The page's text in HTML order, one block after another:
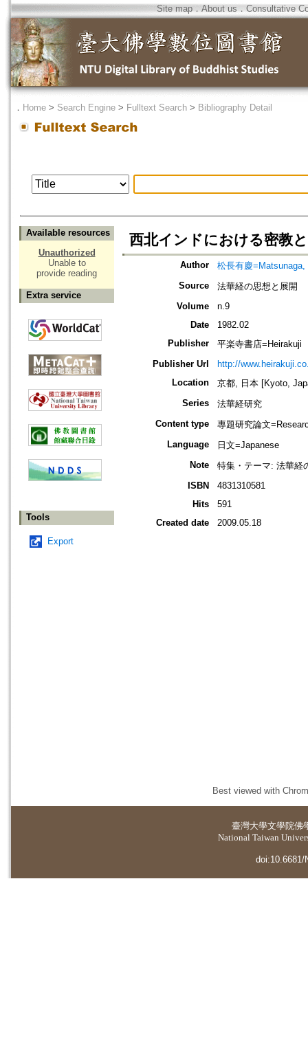
Site map．About us ． Consultative
． Home > Search Engine > Fulltext Search > Bibliography Detail
Available resources
Unauthorized
Unable to
provide reading
Extra service
Tools
Export
西北インドにおける密教
Author
松長有慶=Matsunaga,
Source
法華経の思想と展開
Volume
n.9
Date
1982.02
Publisher
平楽寺書店=Heirakuji
Publisher Url
http://
Location
京都, 日本 [Kyoto,
Series
法華経研究
Content type
專題研究論文
Language
日文=Japanese
Note
特集・テーマ: 法華経
ISBN
4831310581
Hits
591
Created date
2009.05.18
Best viewed with
臺灣大學文學院佛
National Taiwan
doi:10.6681/